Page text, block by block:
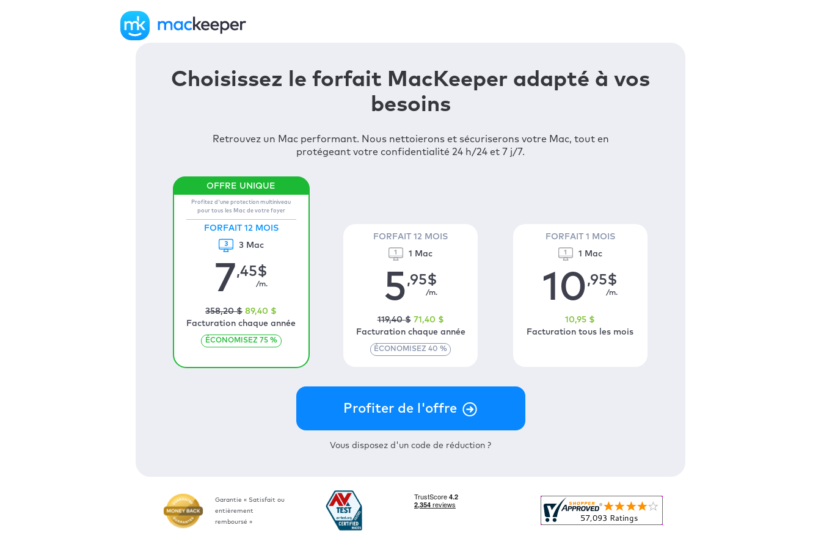
Choisissez le forfait MacKeeper adapté à vos
besoins
Retrouvez un Mac performant. Nous nettoierons et sécuriserons votre Mac, tout en
protégeant votre confidentialité 24 h/24 et 7 j/7.
Profitez d'une protection multiniveau
pour tous les Mac de votre foyer
FORFAIT 12 MOIS
3 Mac
7,45$
/m.
358,20 $ 89,40 $
Facturation chaque année
ÉCONOMISEZ 75 %
FORFAIT 12 MOIS
1 Mac
5,95$
/m.
119,40 $ 71 ,40 $
Facturation chaque année
ÉCONOMISEZ 40 %
FORFAIT 1 MOIS
1 Mac
10,95$
/m.
10,95 $
Facturation tous les mois
Vous disposez d'un code de réduction ?
Garantie « Satisfait ou
entièrement
remboursé »